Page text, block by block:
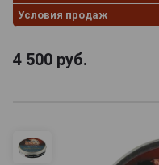
Условия продаж
4 500 руб.